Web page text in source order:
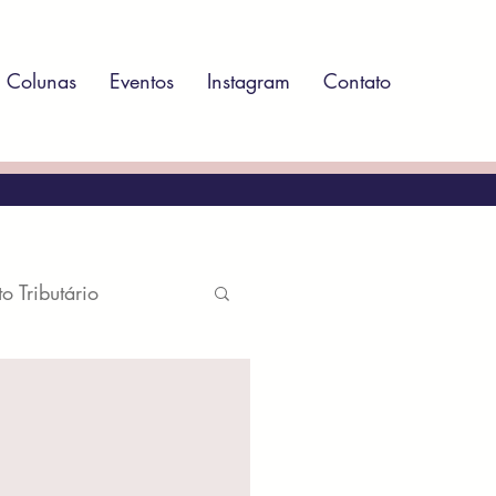
Colunas Eventos Instagram Contato
Tributário
Ambiental